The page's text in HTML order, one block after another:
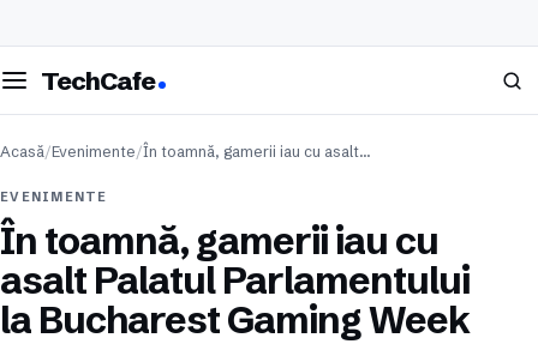
meniul
TechCafe Caută
Acasă/Evenimente/În toamnă, gamerii iau cu asalt…
EVENIMENTE
În toamnă, gamerii iau cu
asalt Palatul Parlamentului
la Bucharest Gaming Week